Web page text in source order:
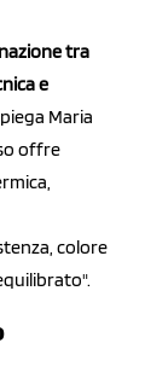
tra
e
Maria
offre
colore